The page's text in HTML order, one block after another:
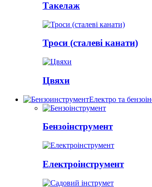
Такелаж
Троси (сталеві канати)
Цвяхи
Електро та
Бензоінструмент
Електроінструмент